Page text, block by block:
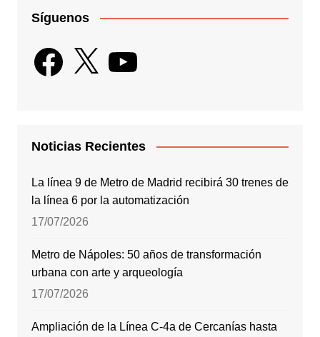
Síguenos
Facebook
X YouTube
Noticias Recientes
La línea 9 de Metro de Madrid recibirá 30 trenes de
la línea 6 por la automatización
17/07/2026
Metro de Nápoles: 50 años de transformación
urbana con arte y arqueología
17/07/2026
Ampliación de la Línea C-4a de Cercanías hasta